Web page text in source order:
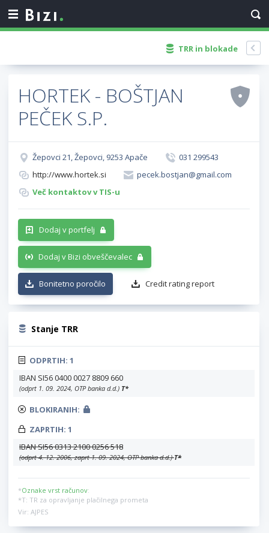
TRR in blokade
HORTEK - BOŠTJAN
PEČEK S.P.
Žepovci 21, Žepovci, 9253 Apače
031 299543
http://www.hortek.si
pecek.bostjan@gmail.com
Več kontaktov v TIS-u
Dodaj v portfelj
Dodaj v Bizi obveščevalec
Bonitetno poročilo Credit rating report
Stanje TRR
ODPRTIH: 1
IBAN SI56 0400 0027 8809 660
(odprt 1. 09. 2024, OTP banka d.d.) T*
BLOKIRANIH:
ZAPRTIH: 1
IBAN SI56 0313 2100 0256 518
(odprt 4. 12. 2006, zaprt 1. 09. 2024, OTP banka d.d.)T*
*Oznake vrst računov:
*T: TR za opravljanje plačilnega prometa
Vir: AJPES